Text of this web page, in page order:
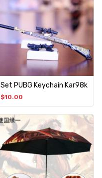
Set PUBG Keychain Kar98k
$10.00